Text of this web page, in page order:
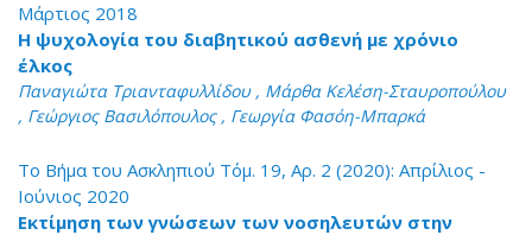
Μάρτιος 2018
Η ψυχολογία του διαβητικού ασθενή με χρόνιο
έλκος
Παναγιώτα Τριανταφυλλίδου , Μάρθα Κελέση-Σταυροπούλου
, Γεώργιος Βασιλόπουλος , Γεωργία Φασόη-Μπαρκά
Το Βήμα του Ασκληπιού Τόμ. 19, Αρ. 2 (2020): Απρίλιος -
Ιούνιος 2020
Εκτίμηση των γνώσεων των νοσηλευτών στην